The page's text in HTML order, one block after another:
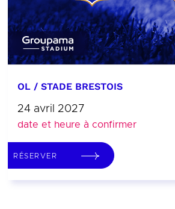
OL / STADE BRESTOIS
24 avril 2027
date et heure à confirmer
RÉSERVER